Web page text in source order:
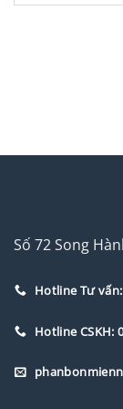
Số 72 Song
Hotline Tư vấn:
Hotline CSKH: